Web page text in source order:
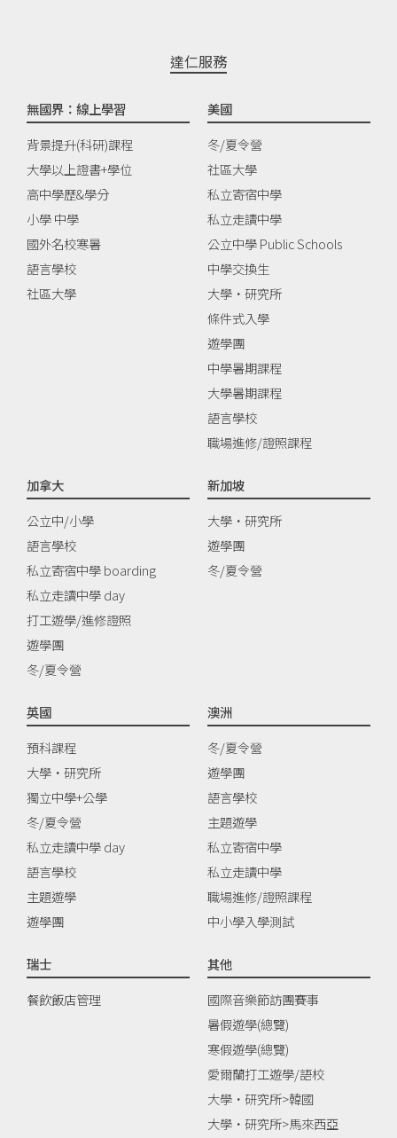
達仁服務
無國界：線上學習
背景提升(科研)課程
大學以上證書+學位
高中學歷&學分
小學 中學
國外名校寒暑
語言學校
社區大學
美國
冬/夏令營
社區大學
私立寄宿中學
私立走讀中學
公立中學 Public Schools
中學交換生
大學‧研究所
條件式入學
遊學團
中學暑期課程
大學暑期課程
語言學校
職場進修/證照課程
加拿大
公立中/小學
語言學校
私立寄宿中學 boarding
私立走讀中學 day
打工遊學/進修證照
遊學團
冬/夏令營
新加坡
大學‧研究所
遊學團
冬/夏令營
英國
預科課程
大學‧研究所
獨立中學+公學
冬/夏令營
私立走讀中學 day
語言學校
主題遊學
遊學團
澳洲
冬/夏令營
遊學團
語言學校
主題遊學
私立寄宿中學
私立走讀中學
職場進修/證照課程
中小學入學測試
瑞士
餐飲飯店管理
其他
國際音樂節訪團賽事
暑假遊學(總覽)
寒假遊學(總覽)
愛爾蘭打工遊學/語校
大學‧研究所>韓國
大學‧研究所>馬來西亞